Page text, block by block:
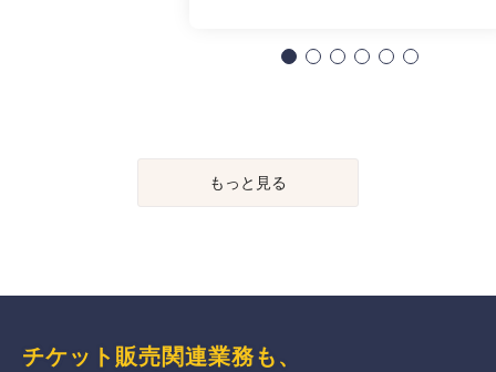
もっと見る
チケット販売関連業務も、